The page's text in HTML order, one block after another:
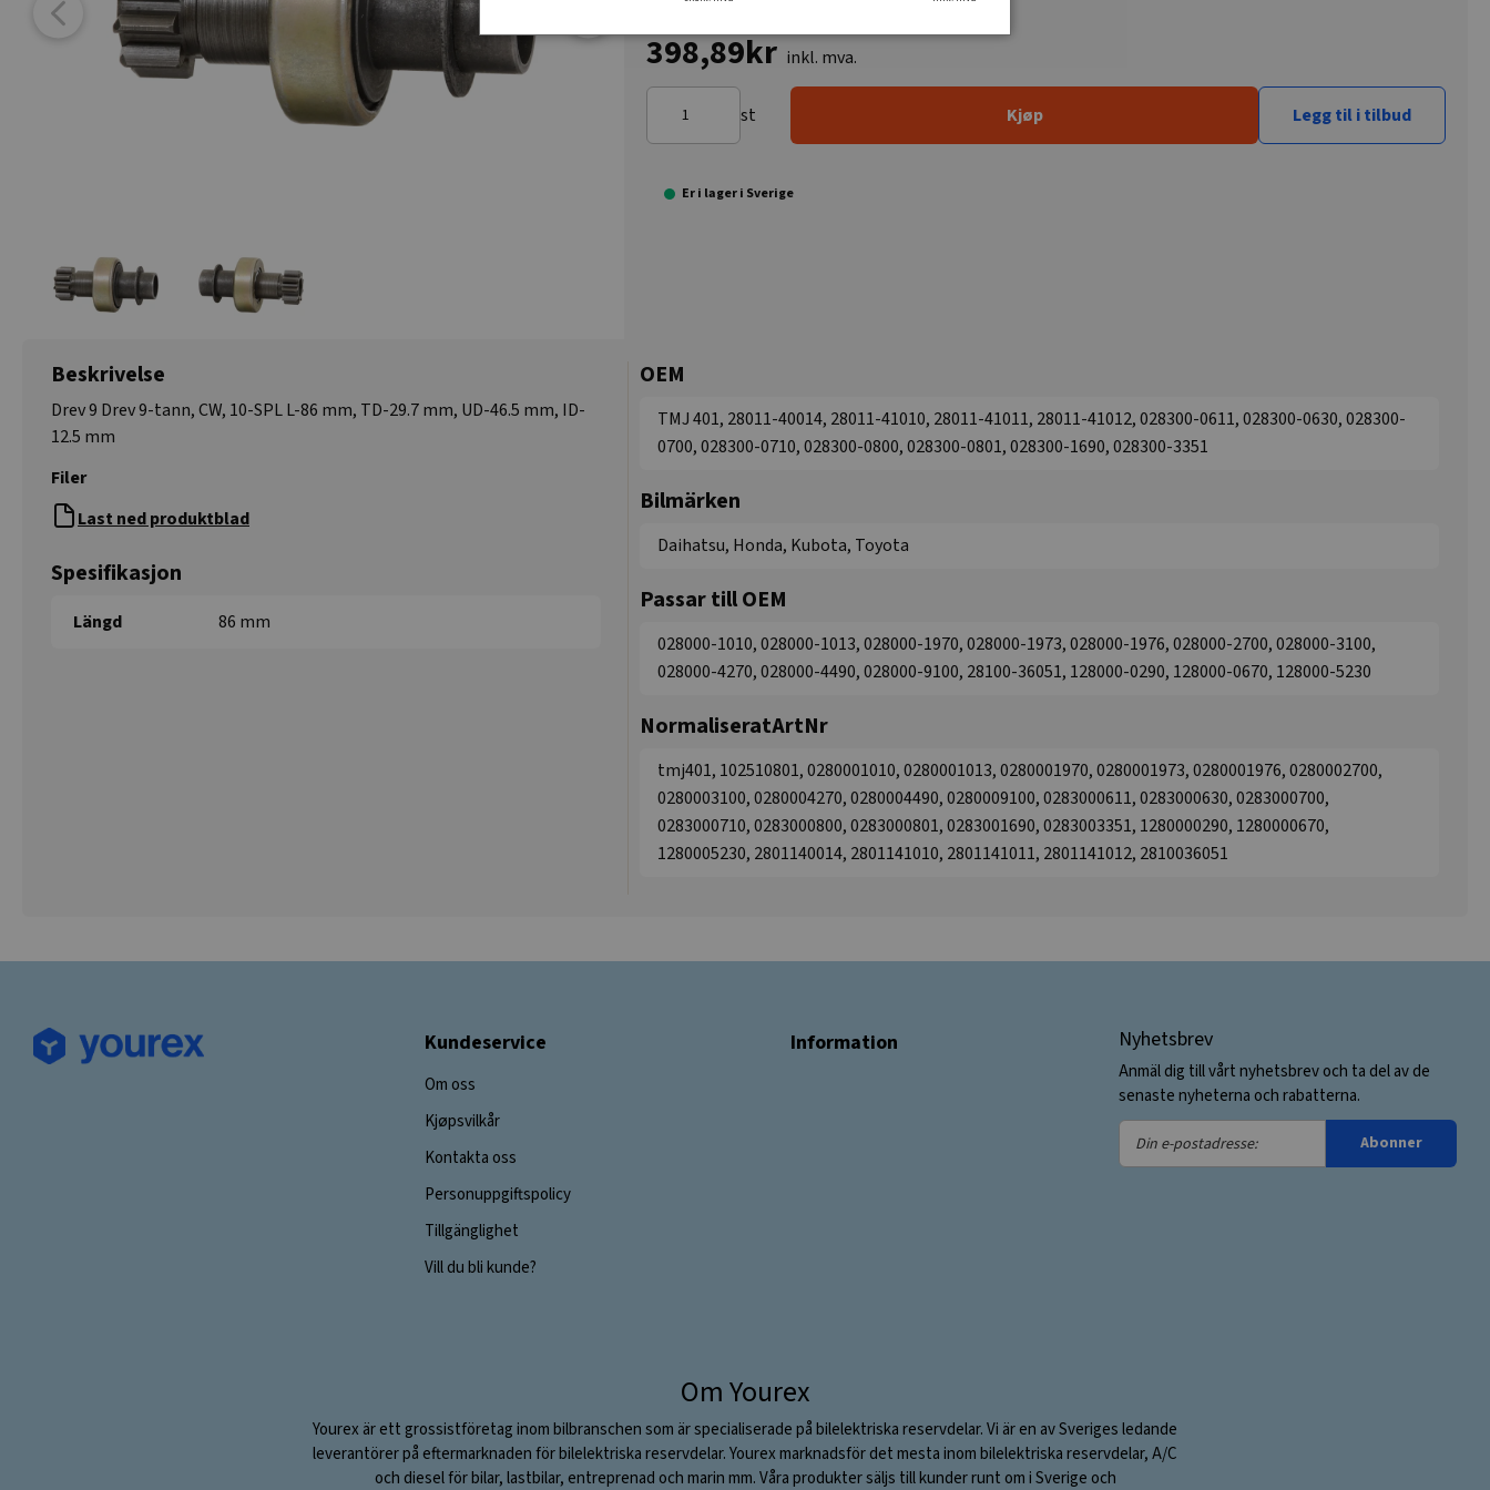
398,89kr inkl. mva.
st Kjøp Legg til i tilbud
Er i lager i Sverige
Beskrivelse
Drev 9 Drev 9-tann, CW, 10-SPL L-86 mm, TD-29.7 mm, UD-46.5 mm, ID-
12.5 mm
Filer
Last ned produktblad
Spesifikasjon
Längd 86 mm
OEM
TMJ 401, 28011-40014, 28011-41010, 28011-41011, 28011-41012, 028300-0611, 028300-0630, 028300-
0700, 028300-0710, 028300-0800, 028300-0801, 028300-1690, 028300-3351
Bilmärken
Daihatsu, Honda, Kubota, Toyota
Passar till OEM
028000-1010, 028000-1013, 028000-1970, 028000-1973, 028000-1976, 028000-2700, 028000-3100,
028000-4270, 028000-4490, 028000-9100, 28100-36051, 128000-0290, 128000-0670, 128000-5230
NormaliseratArtNr
tmj401, 102510801, 0280001010, 0280001013, 0280001970, 0280001973, 0280001976, 0280002700,
0280003100, 0280004270, 0280004490, 0280009100, 0283000611, 0283000630, 0283000700,
0283000710, 0283000800, 0283000801, 0283001690, 0283003351, 1280000290, 1280000670,
1280005230, 2801140014, 2801141010, 2801141011, 2801141012, 2810036051
Kundeservice
Om oss
Kjøpsvilkår
Kontakta oss
Personuppgiftspolicy
Tillgänglighet
Vill du bli kunde?
Information Nyhetsbrev
Anmäl dig till vårt nyhetsbrev och ta del av de
senaste nyheterna och rabatterna.
Din
e-
Abonner
Om Yourex
Yourex är ett grossistföretag inom bilbranschen som är specialiserade på bilelektriska reservdelar. Vi är en av Sveriges ledande
leverantörer på eftermarknaden för bilelektriska reservdelar. Yourex marknadsför det mesta inom bilelektriska reservdelar, A/C
och diesel för bilar, lastbilar, entreprenad och marin mm. Våra produkter säljs till kunder runt om i Sverige och